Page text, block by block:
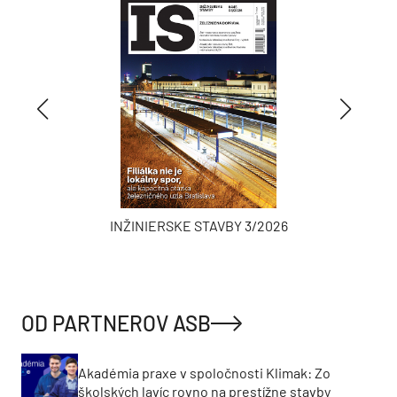
INŽINIERSKE STAVBY 3/2026
OD PARTNEROV ASB
Akadémia praxe v spoločnosti Klimak: Zo
školských lavíc rovno na prestížne stavby